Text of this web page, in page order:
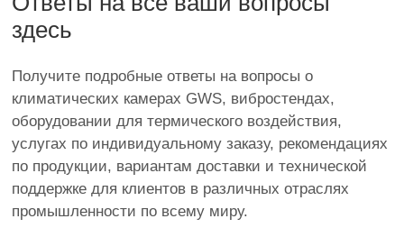
здесь
Получите подробные ответы на вопросы о
климатических камерах GWS, вибростендах,
оборудовании для термического воздействия,
услугах по индивидуальному заказу, рекомендациях
по продукции, вариантам доставки и технической
поддержке для клиентов в различных отраслях
промышленности по всему миру.